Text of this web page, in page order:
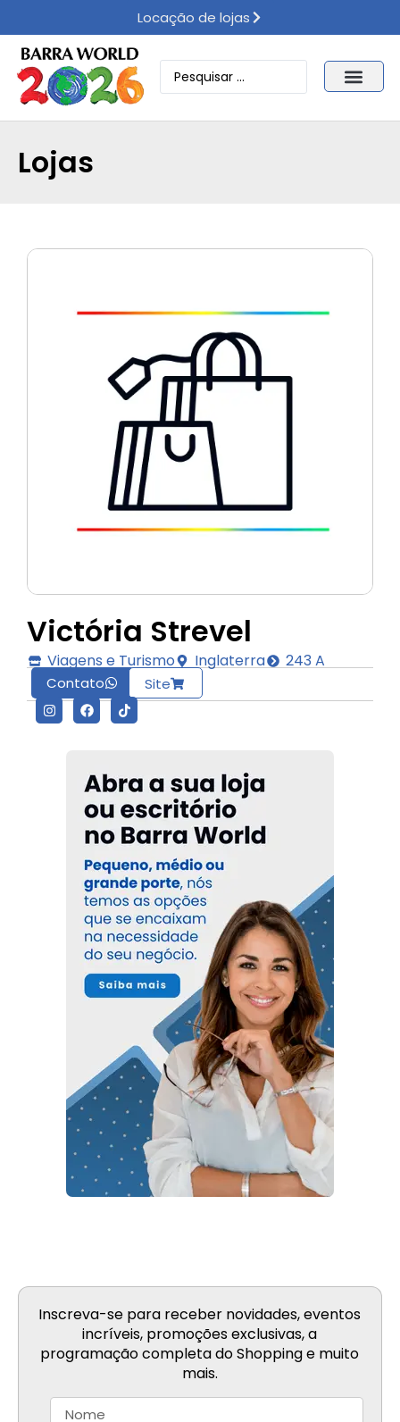
Locação de lojas
Lojas
Viagens e Turismo Inglaterra 243 A
Contato Site
Victória Strevel
Inscreva-se para receber novidades, eventos
incríveis, promoções exclusivas, a
programação completa do Shopping e muito
mais.